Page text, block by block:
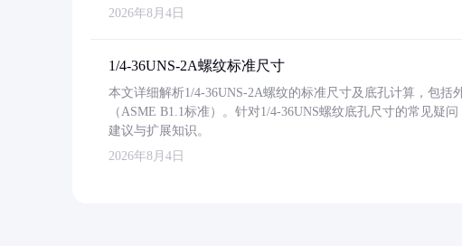
2026年8月4日
1/4-36UNS-2A螺纹标准尺寸
本文详细解析1/4-36UNS-2A螺纹的标准尺寸及底孔计算，包
（ASME B1.1标准）。针对1/4-36UNS螺纹底孔尺寸的常见疑
建议与扩展知识。
2026年8月4日